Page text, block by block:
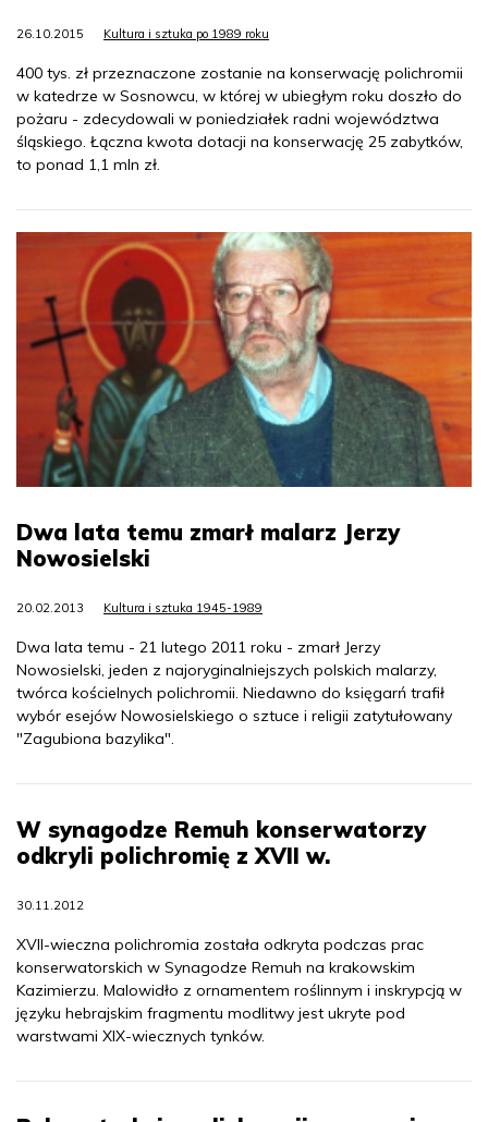
26.10.2015 Kultura i sztuka po 1989 roku
400 tys. zł przeznaczone zostanie na konserwację polichromii
w katedrze w Sosnowcu, w której w ubiegłym roku doszło do
pożaru - zdecydowali w poniedziałek radni województwa
śląskiego. Łączna kwota dotacji na konserwację 25 zabytków,
to ponad 1,1 mln zł.
Dwa lata temu zmarł malarz Jerzy
Nowosielski
20.02.2013 Kultura i sztuka 1945-1989
Dwa lata temu - 21 lutego 2011 roku - zmarł Jerzy
Nowosielski, jeden z najoryginalniejszych polskich malarzy,
twórca kościelnych polichromii. Niedawno do księgarń trafił
wybór esejów Nowosielskiego o sztuce i religii zatytułowany
"Zagubiona bazylika".
W synagodze Remuh konserwatorzy
odkryli polichromię z XVII w.
30.11.2012
XVII-wieczna polichromia została odkryta podczas prac
konserwatorskich w Synagodze Remuh na krakowskim
Kazimierzu. Malowidło z ornamentem roślinnym i inskrypcją w
języku hebrajskim fragmentu modlitwy jest ukryte pod
warstwami XIX-wiecznych tynków.